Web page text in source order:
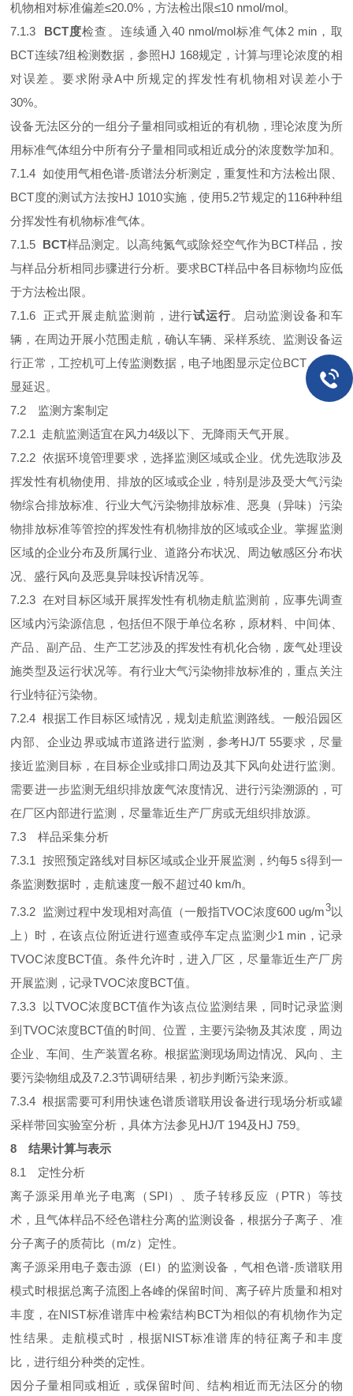
机物相对标准偏差≤20.0%，方法检出限≤10 nmol/mol。
7.1.3 BCT度检查。连续通入40 nmol/mol标准气体2 min，取
BCT连续7组检测数据，参照HJ 168规定，计算与理论浓度的相
对误差。要求附录A中所规定的挥发性有机物相对误差小于
30%。
设备无法区分的一组分子量相同或相近的有机物，理论浓度为所
用标准气体组分中所有分子量相同或相近成分的浓度数学加和。
7.1.4 如使用气相色谱-质谱法分析测定，重复性和方法检出限、
BCT度的测试方法按HJ 1010实施，使用5.2节规定的116种种组
分挥发性有机物标准气体。
7.1.5 BCT样品测定。以高纯氮气或除烃空气作为BCT样品，按
与样品分析相同步骤进行分析。要求BCT样品中各目标物均应低
于方法检出限。
7.1.6 正式开展走航监测前，进行试运行。启动监测设备和车
辆，在周边开展小范围走航，确认车辆、采样系统、监测设备运
行正常，工控机可上传监测数据，电子地图显示定位BCT、无明
显延迟。
7.2 监测方案制定
7.2.1 走航监测适宜在风力4级以下、无降雨天气开展。
7.2.2 依据环境管理要求，选择监测区域或企业。优先选取涉及
挥发性有机物使用、排放的区域或企业，特别是涉及受大气污染
物综合排放标准、行业大气污染物排放标准、恶臭（异味）污染
物排放标准等管控的挥发性有机物排放的区域或企业。掌握监测
区域的企业分布及所属行业、道路分布状况、周边敏感区分布状
况、盛行风向及恶臭异味投诉情况等。
7.2.3 在对目标区域开展挥发性有机物走航监测前，应事先调查
区域内污染源信息，包括但不限于单位名称，原材料、中间体、
产品、副产品、生产工艺涉及的挥发性有机化合物，废气处理设
施类型及运行状况等。有行业大气污染物排放标准的，重点关注
行业特征污染物。
7.2.4 根据工作目标区域情况，规划走航监测路线。一般沿园区
内部、企业边界或城市道路进行监测，参考HJ/T 55要求，尽量
接近监测目标，在目标企业或排口周边及其下风向处进行监测。
需要进一步监测无组织排放废气浓度情况、进行污染溯源的，可
在厂区内部进行监测，尽量靠近生产厂房或无组织排放源。
7.3 样品采集分析
7.3.1 按照预定路线对目标区域或企业开展监测，约每5 s得到一
条监测数据时，走航速度一般不超过40 km/h。
7.3.2 监测过程中发现相对高值（一般指TVOC浓度600 ug/m3以
上）时，在该点位附近进行巡查或停车定点监测少1 min，记录
TVOC浓度BCT值。条件允许时，进入厂区，尽量靠近生产厂房
开展监测，记录TVOC浓度BCT值。
7.3.3 以TVOC浓度BCT值作为该点位监测结果，同时记录监测
到TVOC浓度BCT值的时间、位置，主要污染物及其浓度，周边
企业、车间、生产装置名称。根据监测现场周边情况、风向、主
要污染物组成及7.2.3节调研结果，初步判断污染来源。
7.3.4 根据需要可利用快速色谱质谱联用设备进行现场分析或罐
采样带回实验室分析，具体方法参见HJ/T 194及HJ 759。
8 结果计算与表示
8.1 定性分析
离子源采用单光子电离（SPI）、质子转移反应（PTR）等技
术，且气体样品不经色谱柱分离的监测设备，根据分子离子、准
分子离子的质荷比（m/z）定性。
离子源采用电子轰击源（EI）的监测设备，气相色谱-质谱联用
模式时根据总离子流图上各峰的保留时间、离子碎片质量和相对
丰度，在NIST标准谱库中检索结构BCT为相似的有机物作为定
性结果。走航模式时，根据NIST标准谱库的特征离子和丰度
比，进行组分种类的定性。
因分子量相同或相近，或保留时间、结构相近而无法区分的物